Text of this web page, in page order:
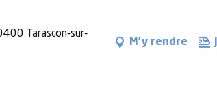
Tarascon-sur-
M'y rendre